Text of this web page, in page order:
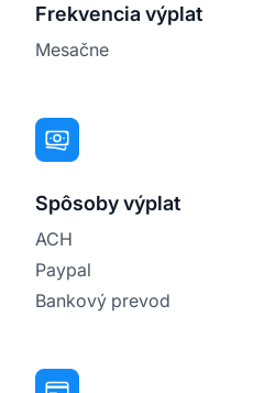
Frekvencia výplat
Mesačne
Spôsoby výplat
ACH
Paypal
Bankový prevod